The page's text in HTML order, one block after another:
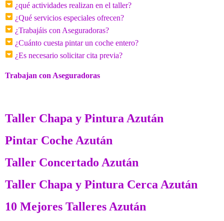
¿qué actividades realizan en el taller?
¿Qué servicios especiales ofrecen?
¿Trabajáis con Aseguradoras?
¿Cuánto cuesta pintar un coche entero?
¿Es necesario solicitar cita previa?
Trabajan con Aseguradoras
Taller Chapa y Pintura Azután
Pintar Coche Azután
Taller Concertado Azután
Taller Chapa y Pintura Cerca Azután
10 Mejores Talleres Azután